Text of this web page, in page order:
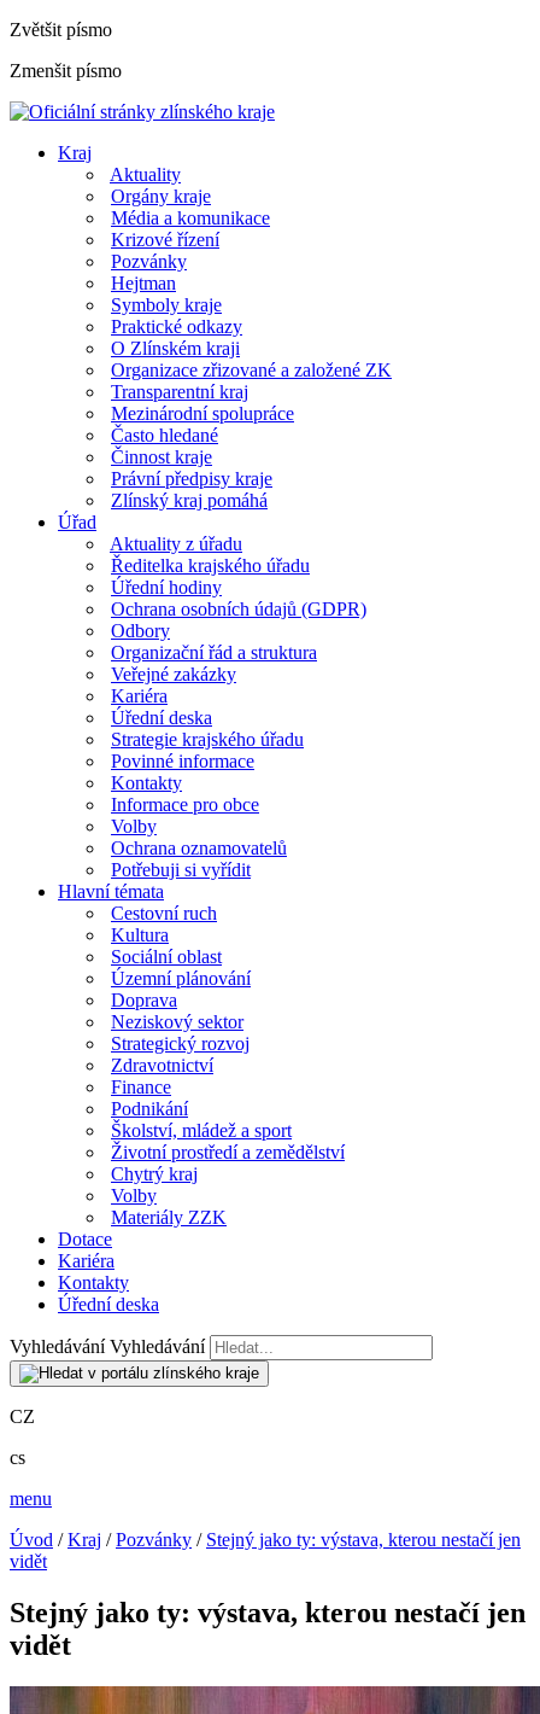
Zvětšit písmo
Zmenšit písmo
Kraj
Aktuality
Orgány kraje
Média a komunikace
Krizové řízení
Pozvánky
Hejtman
Symboly kraje
Praktické odkazy
O Zlínském kraji
Organizace zřizované a založené ZK
Transparentní kraj
Mezinárodní spolupráce
Často hledané
Činnost kraje
Právní předpisy kraje
Zlínský kraj pomáhá
Úřad
Aktuality z úřadu
Ředitelka krajského úřadu
Úřední hodiny
Ochrana osobních údajů (GDPR)
Odbory
Organizační řád a struktura
Veřejné zakázky
Kariéra
Úřední deska
Strategie krajského úřadu
Povinné informace
Kontakty
Informace pro obce
Volby
Ochrana oznamovatelů
Potřebuji si vyřídit
Hlavní témata
Cestovní ruch
Kultura
Sociální oblast
Územní plánování
Doprava
Neziskový sektor
Strategický rozvoj
Zdravotnictví
Finance
Podnikání
Školství, mládež a sport
Životní prostředí a zemědělství
Chytrý kraj
Volby
Materiály ZZK
Dotace
Kariéra
Kontakty
Úřední deska
Vyhledávání Vyhledávání
CZ
cs
menu
Úvod /Kraj /Pozvánky / Stejný jako ty: výstava, kterou nestačí jen
vidět
Stejný jako ty: výstava, kterou nestačí jen
vidět